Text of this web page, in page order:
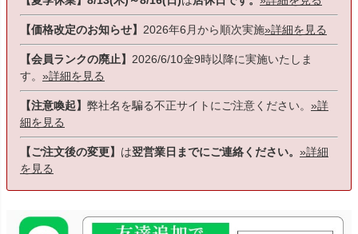
【価格改定のお知らせ】 2026年6月から順次実施»詳細を見る
【会員ランクの廃止】 2026/6/10金9時以降に実施いたしま
す。 »詳細を見る
【注意喚起】 弊社名を騙る不正サイトにご注意ください。 »詳
細を見る
【ご注文後の変更】 は翌営業日までにご連絡ください。 »詳細
を見る